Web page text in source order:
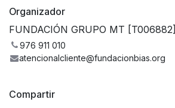
Organizador
FUNDACIÓN GRUPO MT [T006882]
976 911 010
atencionalcliente@fundacionbias.org
Compartir